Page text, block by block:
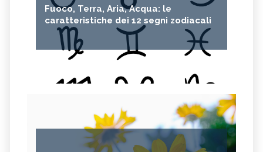
Fuoco, Terra, Aria, Acqua: le
caratteristiche dei 12 segni zodiacali